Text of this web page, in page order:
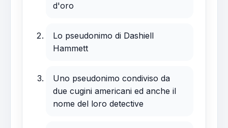
d'oro
Lo pseudonimo di Dashiell
Hammett
Uno pseudonimo condiviso da
due cugini americani ed anche il
nome del loro detective